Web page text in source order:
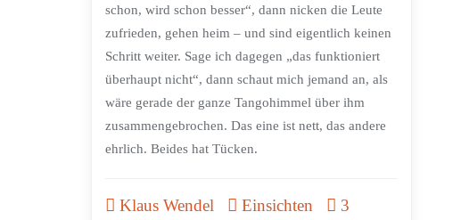
schon, wird schon besser“, dann nicken die Leute
zufrieden, gehen heim – und sind eigentlich keinen
Schritt weiter. Sage ich dagegen „das funktioniert
überhaupt nicht“, dann schaut mich jemand an, als
wäre gerade der ganze Tangohimmel über ihm
zusammengebrochen. Das eine ist nett, das andere
ehrlich. Beides hat Tücken.
Klaus Wendel Einsichten 3